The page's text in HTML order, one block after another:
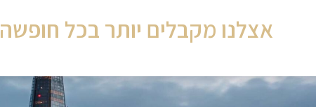
אצלנו מקבלים יותר בכל חופשה